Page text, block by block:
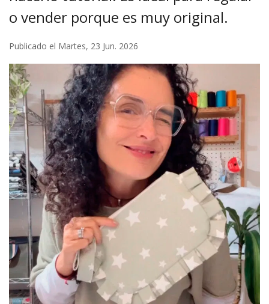
o vender porque es muy original.
Publicado el Martes, 23 Jun. 2026